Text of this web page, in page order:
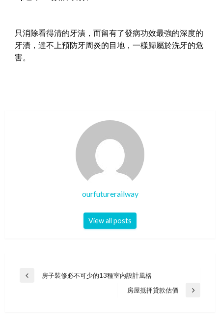
只消除看得清的牙漬，而留有了發病功效最強的深度的
牙漬，達不上預防牙周炎的目地，一樣歸屬於洗牙的危
害。
ourfuturerailway
View all posts
Post
Previous
房子裝修必不可少的13種室內設計風格
Next
房屋抵押貸款估價